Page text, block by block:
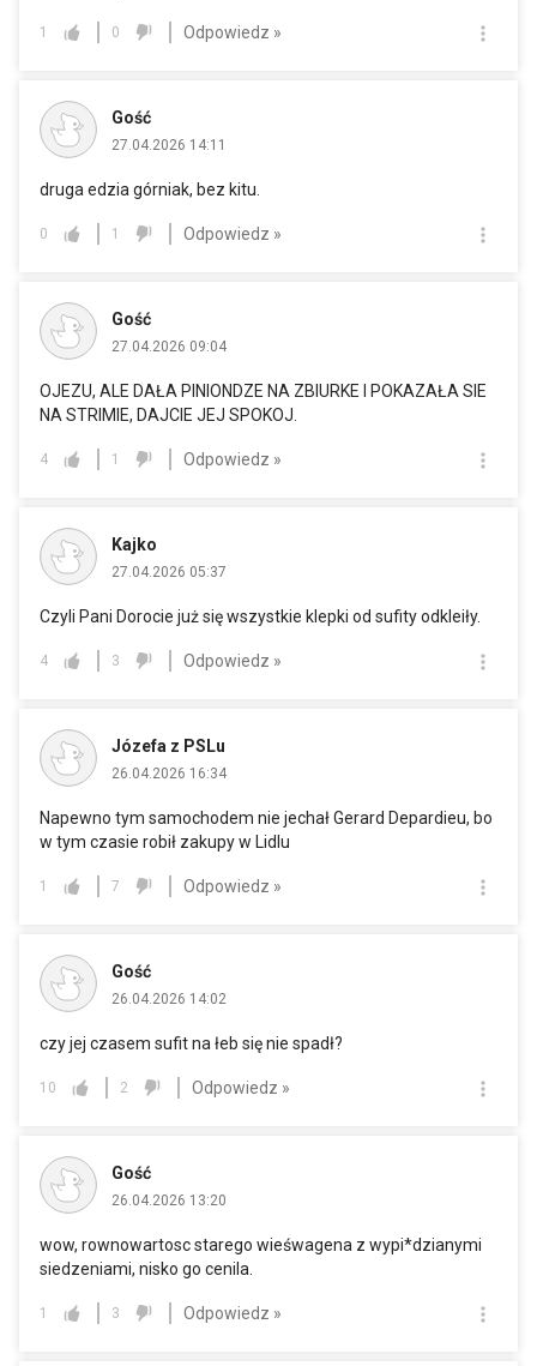
1 0 Odpowiedz »
Gość
27.04.2026 14:11
druga edzia górniak, bez kitu.
0 1 Odpowiedz »
Gość
27.04.2026 09:04
OJEZU, ALE DAŁA PINIONDZE NA ZBIURKE I POKAZAŁA SIE
NA STRIMIE, DAJCIE JEJ SPOKOJ.
4 1 Odpowiedz »
Kajko
27.04.2026 05:37
Czyli Pani Dorocie już się wszystkie klepki od sufity odkleiły.
4 3 Odpowiedz »
Józefa z PSLu
26.04.2026 16:34
Napewno tym samochodem nie jechał Gerard Depardieu, bo
w tym czasie robił zakupy w Lidlu
1 7 Odpowiedz »
Gość
26.04.2026 14:02
czy jej czasem sufit na łeb się nie spadł?
10 2 Odpowiedz »
Gość
26.04.2026 13:20
wow, rownowartosc starego wieśwagena z wypi*dzianymi
siedzeniami, nisko go cenila.
1 3 Odpowiedz »